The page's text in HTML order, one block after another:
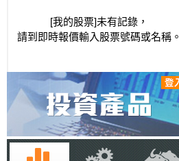
[我的股票]未有記錄，
請到即時報價輸入股票號碼或名稱。